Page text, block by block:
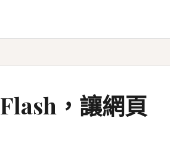
，讓網頁